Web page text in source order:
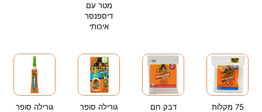
מטר עם
דיספנסר
איכותי
75 מקלות
דבק חם
גורילה סופר
גורילה סופר